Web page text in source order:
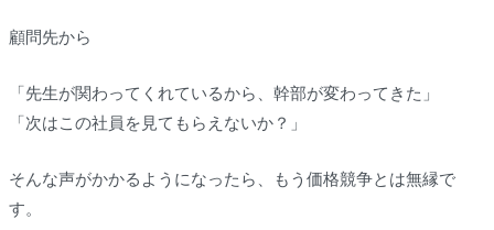
顧問先から
「先生が関わってくれているから、幹部が変わってきた」
「次はこの社員を見てもらえないか？」
そんな声がかかるようになったら、もう価格競争とは無縁で
す。